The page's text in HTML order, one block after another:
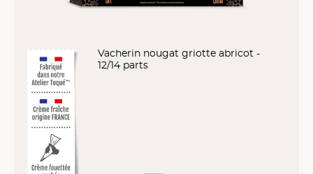
Vacherin nougat griotte abricot -
12/14 parts